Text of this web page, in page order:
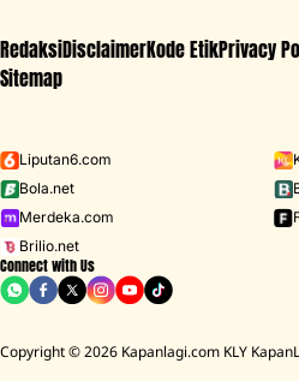
Iklan - Scroll ke bawah
RedaksiDisclaimerKode EtikPrivacy
Sitemap
Liputan6.com
Bola.net
Merdeka.com
Brilio.net
Connect with Us
Copyright © 2026 Kapanlagi.com KLY
D ACADEMY 8 Raisa
Home Showbiz Korea